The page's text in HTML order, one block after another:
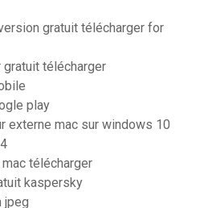
gratuit télécharger for
gratuit télécharger
play
externe mac sur windows 10
télécharger
kaspersky
jpeg